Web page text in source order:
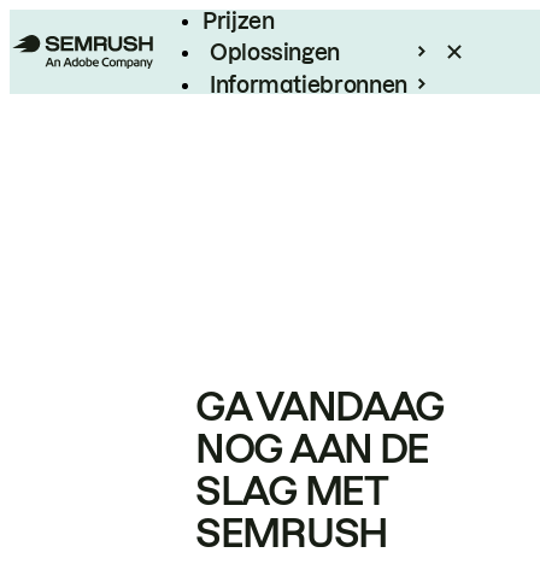
Prijzen
Oplossingen
Informatiebronnen
GA VANDAAG
NOG AAN DE
SLAG MET
SEMRUSH